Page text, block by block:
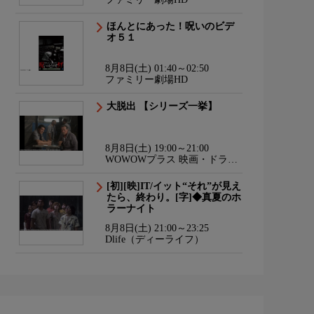
ほんとにあった！呪いのビデ
オ５１
8月8日(土) 01:40～02:50
ファミリー劇場HD
大脱出 【シリーズ一挙】
8月8日(土) 19:00～21:00
WOWOWプラス 映画・ドラ
[初][映]IT/イット“それ”が見え
たら、終わり。[字]◆真夏のホ
ラーナイト
8月8日(土) 21:00～23:25
Dlife（ディーライフ）